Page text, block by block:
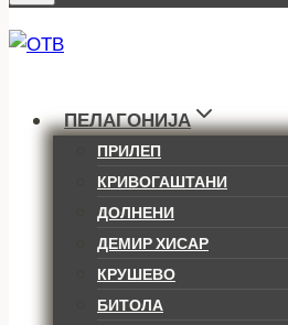
ПЕЛАГОНИЈА
ПРИЛЕП
КРИВОГАШТАНИ
ДОЛНЕНИ
ДЕМИР ХИСАР
КРУШЕВО
БИТОЛА